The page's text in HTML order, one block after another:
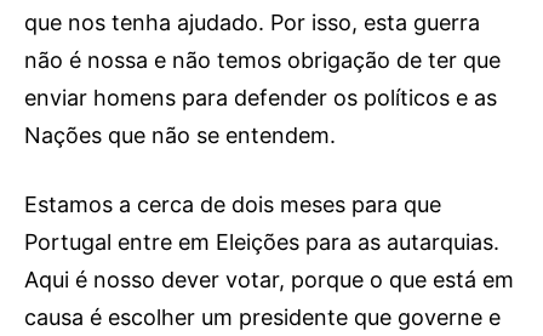
que nos tenha ajudado. Por isso, esta guerra
não é nossa e não temos obrigação de ter que
enviar homens para defender os políticos e as
Nações que não se entendem.
Estamos a cerca de dois meses para que
Portugal entre em Eleições para as autarquias.
Aqui é nosso dever votar, porque o que está em
causa é escolher um presidente que governe e